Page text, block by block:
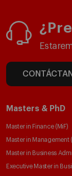
Masters & PhD
Master in Finance (MiF)
Master in Management
Master in Business
Executive Master in